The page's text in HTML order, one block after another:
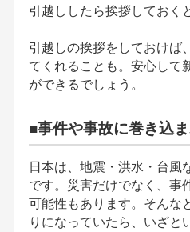
引越ししたら挨拶しておく
引越しの挨拶をしておけば
てくれることも。安心して
ができるでしょう。
■事件や事故に巻き込
日本は、地震・洪水・台風
です。災害だけでなく、事
可能性もあります。そんな
りになっていたら、いざと